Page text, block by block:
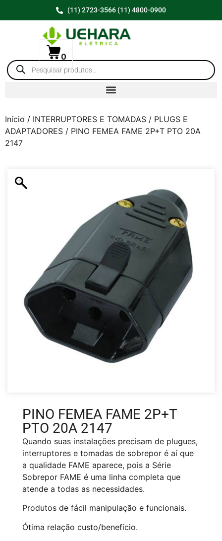
(11) 2723-3566 (11) 4800-0900
0
Início / INTERRUPTORES E TOMADAS / PLUGS E
ADAPTADORES / PINO FEMEA FAME 2P+T PTO 20A
2147
PINO FEMEA FAME 2P+T
PTO 20A 2147
Quando suas instalações precisam de plugues,
interruptores e tomadas de sobrepor é aí que
a qualidade FAME aparece, pois a Série
Sobrepor FAME é uma linha completa que
atende a todas as necessidades.
Produtos de fácil manipulação e funcionais.
Ótima relação custo/benefício.